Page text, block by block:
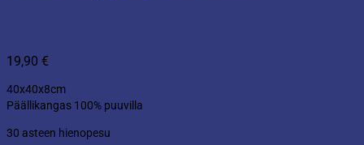
19,90 €
40x40x8cm
Päällikangas 100% puuvilla
30 asteen hienopesu